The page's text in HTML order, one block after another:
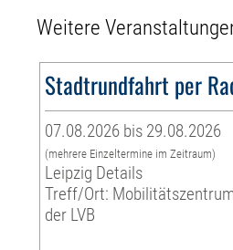
Weitere
Stadtrundfahrt per
07.08.2026 bis 29.08.2026
(mehrere Einzeltermine im Zeitraum)
Leipzig Details
Treff/Ort:
der LVB